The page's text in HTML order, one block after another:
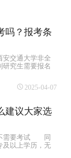
吗？报考条
安交通大学非全
研究生需要报名
2025-04-07
建议大家选
不需要考试 同
及以上学历，无